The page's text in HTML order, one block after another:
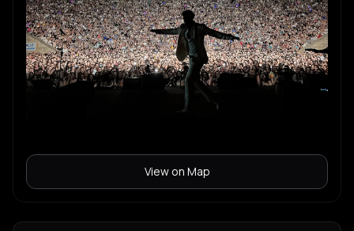
View on Map